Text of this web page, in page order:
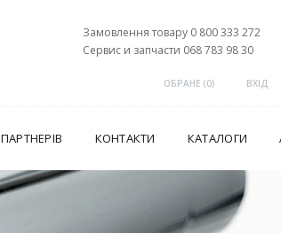
Замовлення товару 0 800 333 272
Сервис и запчасти 068 783 98 30
ОБРАНЕ (0) ВХІД
КОНТАКТИ КАТАЛОГИ